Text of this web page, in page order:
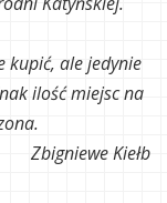
kupić, ale jedynie
ilość miejsc na
Zbigniewe Kiełb